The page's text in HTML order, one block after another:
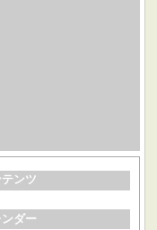
テンツ
ンダー